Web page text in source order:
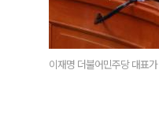
이재명 더불어민주당 대표